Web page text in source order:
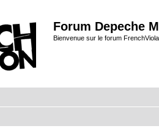
Forum Depeche
Bienvenue sur le forum